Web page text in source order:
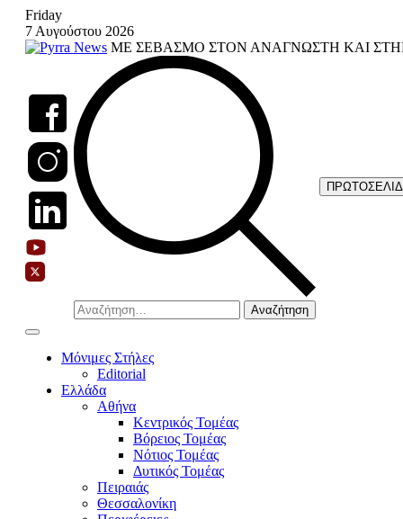
Skip
content
Friday
7 Αυγούστου 2026
ΜΕ ΣΕΒΑΣΜΟ ΣΤΟΝ ΑΝΑΓΝΩΣΤΗ ΚΑΙ
Αναζήτηση
για:
Μόνιμες Στήλες
Editorial
Ελλάδα
Αθήνα
Κεντρικός Τομέας
Βόρειος Τομέας
Νότιος Τομέας
Δυτικός Τομέας
Πειραιάς
Θεσσαλονίκη